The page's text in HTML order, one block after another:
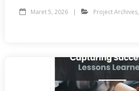
Maret 5, 2026 Project Archives,